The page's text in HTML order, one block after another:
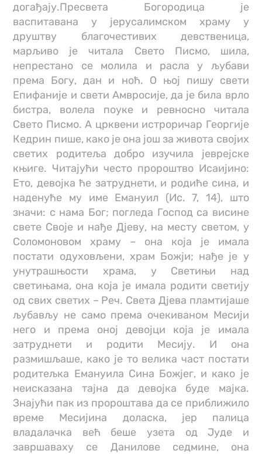
догађају.Пресвета Богородица је
васпитавана у јерусалимском храму у
друштву благочестивих девственица,
марљиво је читала Свето Писмо, шила,
непрестано се молила и расла у љубави
према Богу, дан и ноћ. О њој пишу свети
Епифаније и свети Амвросије, да је била врло
бистра, волела поуке и ревносно читала
Свето Писмо. А црквени истроричар Георгије
Кедрин пише, како је она још за живота својих
светих родитеља добро изучила јеврејске
књиге. Читајући често пророштво Исаијино:
Ето, девојка ће затруднети, и родиће сина, и
наденуће му име Емануил (Ис. 7, 14), што
значи: с нама Бог; погледа Господ са висине
свете Своје и нађе Дјеву, на месту светом, у
Соломоновом храму – она која је имала
постати одуховљени, храм Божји; нађе је у
унутрашњости храма, у Светињи над
светињама, она која је имала родити светију
од свих светих – Реч. Света Дјева пламтијаше
љубављу не само према очекиваном Месији
него и према оној девојци која је имала
затруднети и родити Месију. И она
размишљаше, како је то велика част постати
родитељка Емануила Сина Божјег, и како је
неисказана тајна да девојка буде мајка.
Знајући пак из пророштава да се приближило
време Месијина доласка, јер палица
владалачка већ беше узета од Јуде и
завршаваху се Данилове седмине, она